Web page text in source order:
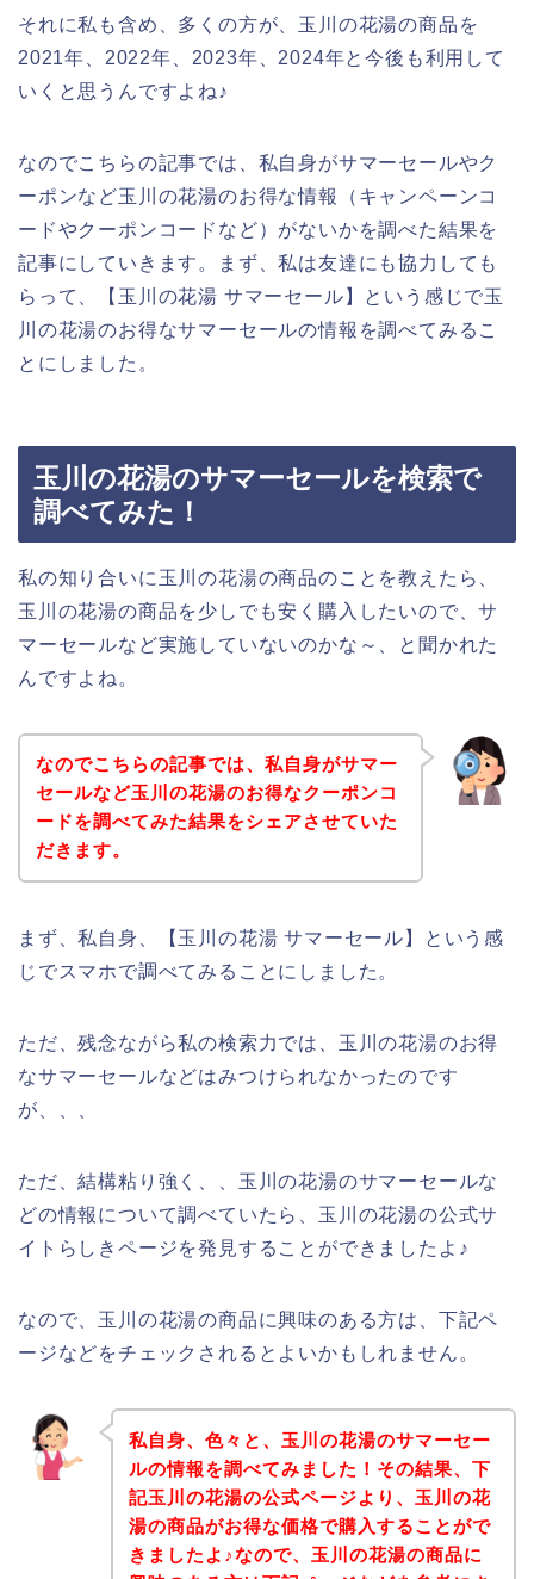
それに私も含め、多くの方が、玉川の花湯の商品を
2021年、2022年、2023年、2024年と今後も利用して
いくと思うんですよね♪
なのでこちらの記事では、私自身がサマーセールやク
ーポンなど玉川の花湯のお得な情報（キャンペーンコ
ードやクーポンコードなど）がないかを調べた結果を
記事にしていきます。まず、私は友達にも協力しても
らって、【玉川の花湯 サマーセール】という感じで玉
川の花湯のお得なサマーセールの情報を調べてみるこ
とにしました。
玉川の花湯のサマーセールを検索で
調べてみた！
私の知り合いに玉川の花湯の商品のことを教えたら、
玉川の花湯の商品を少しでも安く購入したいので、サ
マーセールなど実施していないのかな～、と聞かれた
んですよね。
なのでこちらの記事では、私自身がサマー
セールなど玉川の花湯のお得なクーポンコ
ードを調べてみた結果をシェアさせていた
だきます。
まず、私自身、【玉川の花湯 サマーセール】という感
じでスマホで調べてみることにしました。
ただ、残念ながら私の検索力では、玉川の花湯のお得
なサマーセールなどはみつけられなかったのです
が、、、
ただ、結構粘り強く、、玉川の花湯のサマーセールな
どの情報について調べていたら、玉川の花湯の公式サ
イトらしきページを発見することができましたよ♪
なので、玉川の花湯の商品に興味のある方は、下記ペ
ージなどをチェックされるとよいかもしれません。
私自身、色々と、玉川の花湯のサマーセー
ルの情報を調べてみました！その結果、下
記玉川の花湯の公式ページより、玉川の花
湯の商品がお得な価格で購入することがで
きましたよ♪なので、玉川の花湯の商品に